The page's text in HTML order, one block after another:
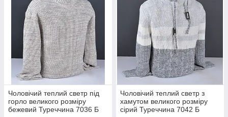
Чоловічий теплий светр під
горло великого розміру
бежевий Туреччина 7036 Б
Чоловічий теплий светр з
хамутом великого розміру
сірий Туреччина 7042 Б